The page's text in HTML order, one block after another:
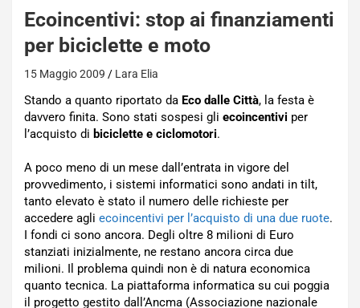
Ecoincentivi: stop ai finanziamenti
per biciclette e moto
15 Maggio 2009 Lara Elia
Stando a quanto riportato da Eco dalle Città, la festa è
davvero finita. Sono stati sospesi gli ecoincentivi per
l’acquisto di biciclette e ciclomotori.
A poco meno di un mese dall’entrata in vigore del
provvedimento, i sistemi informatici sono andati in tilt,
tanto elevato è stato il numero delle richieste per
accedere agli ecoincentivi per l’acquisto di una due ruote.
I fondi ci sono ancora. Degli oltre 8 milioni di Euro
stanziati inizialmente, ne restano ancora circa due
milioni. Il problema quindi non è di natura economica
quanto tecnica. La piattaforma informatica su cui poggia
il progetto gestito dall’Ancma (Associazione nazionale